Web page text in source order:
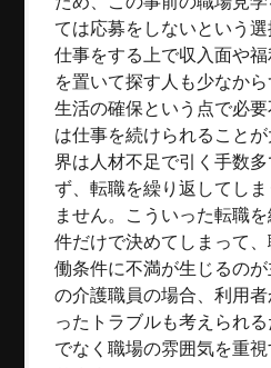
ては応募をしないという選
仕事をする上で収入面や
を置いて探す人も少なか
生活の確保という点で必
は仕事を続けられること
界は人材不足で引く手数
ず、転職を繰り返してし
ません。こういった転職
件だけで決めてしまって
働条件に不満が生じるの
の介護職員の場合、利用
ったトラブルも考えられ
でなく職場の雰囲気を重